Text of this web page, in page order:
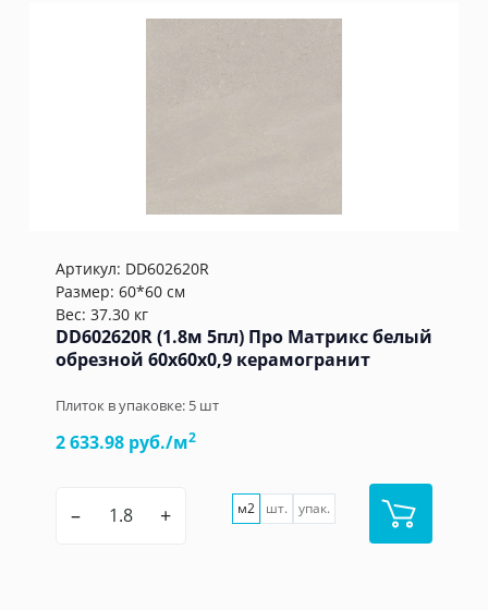
Артикул: DD602620R
Размер: 60*60 см
Вес: 37.30 кг
DD602620R (1.8м 5пл) Про Матрикс белый
обрезной 60x60x0,9 керамогранит
Плиток в упаковке: 5 шт
2 633.98 руб./м2
– + м2 шт. упак.